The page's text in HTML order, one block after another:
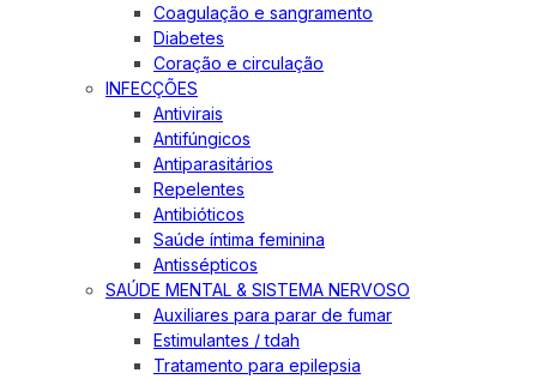
Coagulação e sangramento
Diabetes
Coração e circulação
INFECÇÕES
Antivirais
Antifúngicos
Antiparasitários
Repelentes
Antibióticos
Saúde íntima feminina
Antissépticos
SAÚDE MENTAL & SISTEMA NERVOSO
Auxiliares para parar de fumar
Estimulantes / tdah
Tratamento para epilepsia